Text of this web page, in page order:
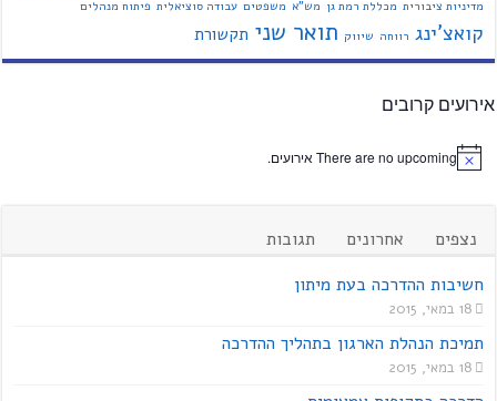
מדיניות ציבורית מכללת רמת גן מש"א משפטים עבודה סוציאלית פיתוח מנהלים
קואצ'ינג רווחה שיווק תואר שני תקשורת
אירועים קרובים
There are no upcoming אירועים.
נצפים אחרונים
תגובות
חשיבות ההדרכה בעת מיתון
18 במאי, 2015
תמיכת הנהלת הארגון בתהליך ההדרכה
18 במאי, 2015